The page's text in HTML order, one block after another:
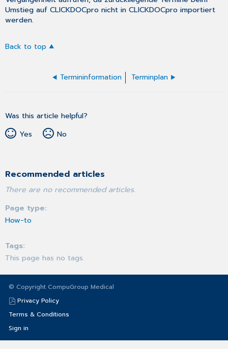
Umstieg auf CLICKDOCpro nicht in CLICKDOCpro importiert
werden.
Back to top
Termininformation Terminplan
Was this article helpful?
Yes
No
Recommended articles
There are no recommended articles.
Page type
How-to
Tags
This page has no tags.
© Copyright CompuGroup Medical
Privacy Policy
Terms & Conditions
Sign in